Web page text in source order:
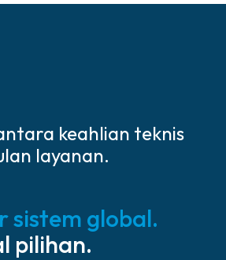
keahlian teknis
layanan.
sistem global.
pilihan.